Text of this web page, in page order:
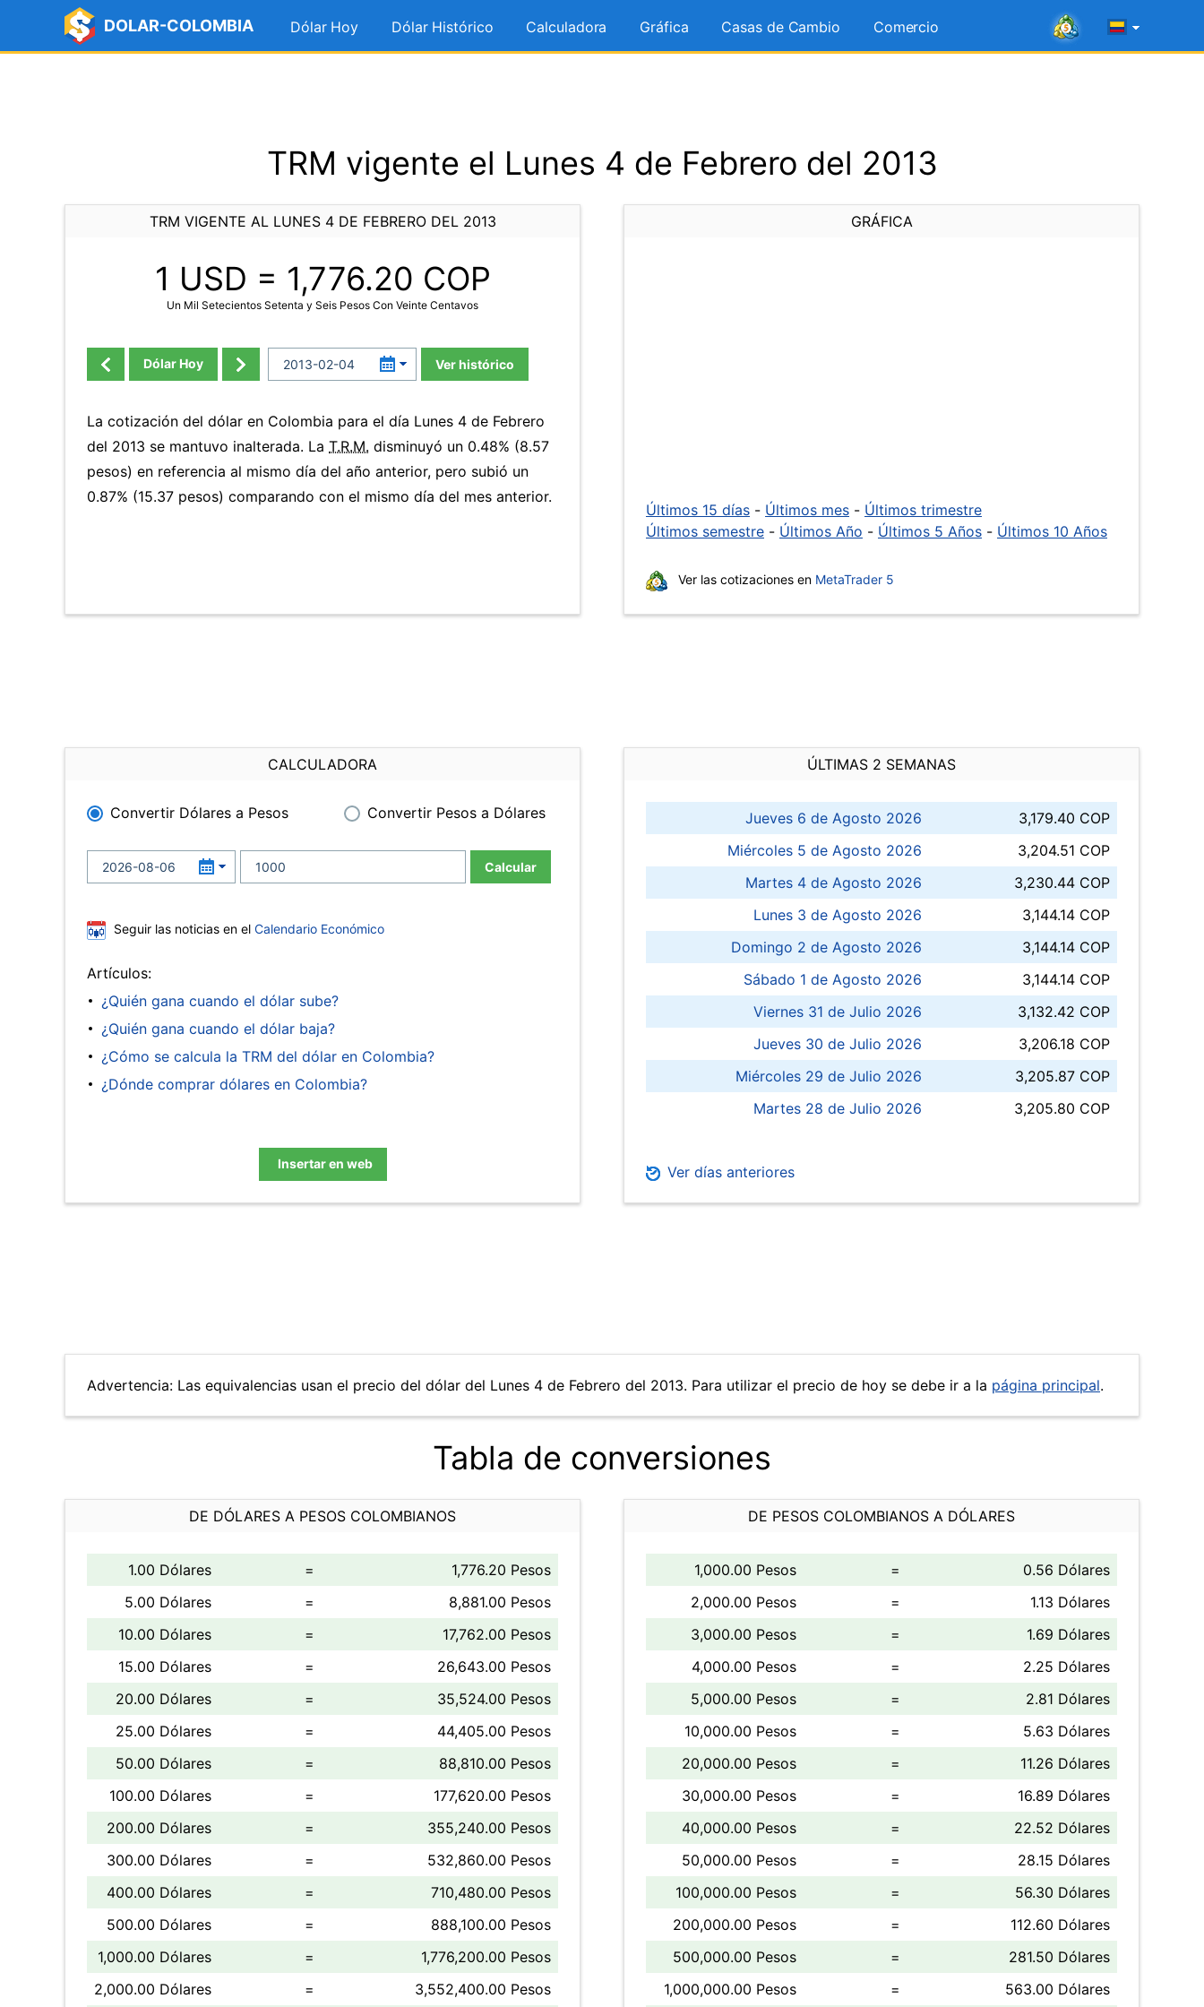
DOLAR-COLOMBIA Dólar Hoy Dólar Histórico Calculadora Gráfica Casas de Cambio Comercio
TRM vigente el Lunes 4 de Febrero del 2013
TRM VIGENTE AL LUNES 4 DE FEBRERO DEL 2013
1 USD = 1,776.20 COP
Un Mil Setecientos Setenta y Seis Pesos Con Veinte Centavos
Dólar Hoy Ver histórico
La cotización del dólar en Colombia para el día Lunes 4 de Febrero
del 2013 se mantuvo inalterada. La T.R.M. disminuyó un 0.48% (8.57
pesos) en referencia al mismo día del año anterior, pero subió un
0.87% (15.37 pesos) comparando con el mismo día del mes anterior.
GRÁFICA
Últimos 15 días - Últimos mes - Últimos trimestre
Últimos semestre - Últimos Año - Últimos 5 Años - Últimos 10 Años
Ver las cotizaciones en MetaTrader 5
CALCULADORA
Convertir Dólares a Pesos Convertir Pesos a Dólares
Calcular
Seguir las noticias en el Calendario Económico
Artículos:
¿Quién gana cuando el dólar sube?
¿Quién gana cuando el dólar baja?
¿Cómo se calcula la TRM del dólar en Colombia?
¿Dónde comprar dólares en Colombia?
Insertar en web
ÚLTIMAS 2 SEMANAS
Jueves 6 de Agosto 2026
3,179.40 COP
Miércoles 5 de Agosto 2026
3,204.51 COP
Martes 4 de Agosto 2026
3,230.44 COP
Lunes 3 de Agosto 2026
3,144.14 COP
Domingo 2 de Agosto 2026
3,144.14 COP
Sábado 1 de Agosto 2026
3,144.14 COP
Viernes 31 de Julio 2026
3,132.42 COP
Jueves 30 de Julio 2026
3,206.18 COP
Miércoles 29 de Julio 2026
3,205.87 COP
Martes 28 de Julio 2026
3,205.80 COP
Ver días anteriores
Advertencia: Las equivalencias usan el precio del dólar del Lunes 4 de Febrero del 2013. Para utilizar el precio de hoy se debe ir a la página principal.
Tabla de conversiones
DE DÓLARES A PESOS COLOMBIANOS
1.00 Dólares =
1,776.20 Pesos
5.00 Dólares
=
8,881.00 Pesos
10.00 Dólares
=
17,762.00 Pesos
15.00 Dólares
=
26,643.00 Pesos
20.00 Dólares
=
35,524.00 Pesos
25.00 Dólares
=
44,405.00 Pesos
50.00 Dólares
=
88,810.00 Pesos
100.00 Dólares
=
177,620.00 Pesos
200.00 Dólares
=
355,240.00 Pesos
300.00 Dólares
=
532,860.00 Pesos
400.00 Dólares
=
710,480.00 Pesos
500.00 Dólares
=
888,100.00 Pesos
1,000.00 Dólares
=
1,776,200.00 Pesos
2,000.00 Dólares
= 3,552,400.00 Pesos
DE PESOS COLOMBIANOS A DÓLARES
1,000.00 Pesos =
0.56 Dólares
2,000.00 Pesos
=
1.13 Dólares
3,000.00 Pesos
=
1.69 Dólares
4,000.00 Pesos
=
2.25 Dólares
5,000.00 Pesos
=
2.81 Dólares
10,000.00 Pesos
=
5.63 Dólares
20,000.00 Pesos
=
11.26 Dólares
30,000.00 Pesos
=
16.89 Dólares
40,000.00 Pesos
=
22.52 Dólares
50,000.00 Pesos
=
28.15 Dólares
100,000.00 Pesos
=
56.30 Dólares
200,000.00 Pesos
=
112.60 Dólares
500,000.00 Pesos
=
281.50 Dólares
1,000,000.00 Pesos
= 563.00 Dólares